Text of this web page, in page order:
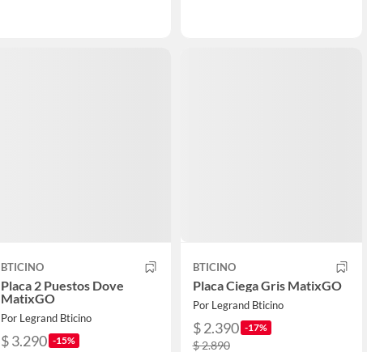
BTICINO
Placa 2 Puestos Dove
MatixGO
Por Legrand Bticino
$ 3.290 -15%
BTICINO
Placa Ciega Gris MatixGO
Por Legrand Bticino
$ 2.390 -17%
$ 2.890